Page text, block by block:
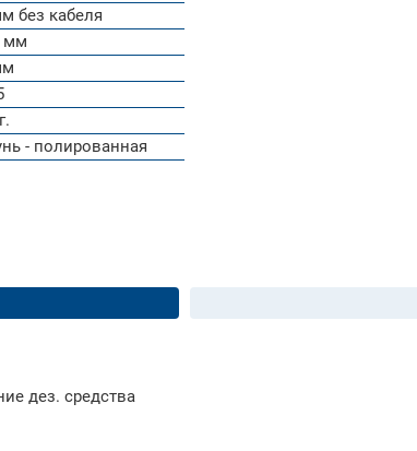
без кабеля
мм
- полированная
дез. средства